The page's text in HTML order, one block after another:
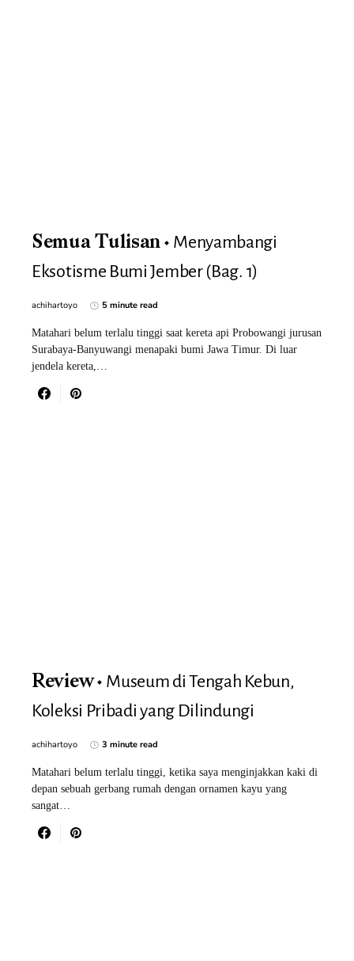
Semua Tulisan
Menyambangi
Eksotisme Bumi Jember (Bag. 1)
achihartoyo 5 minute read
Matahari belum terlalu tinggi saat kereta api Probowangi jurusan
Surabaya-Banyuwangi menapaki bumi Jawa Timur. Di luar
jendela kereta,…
Review
Museum di Tengah Kebun,
Koleksi Pribadi yang Dilindungi
achihartoyo 3 minute read
Matahari belum terlalu tinggi, ketika saya menginjakkan kaki di
depan sebuah gerbang rumah dengan ornamen kayu yang
sangat…